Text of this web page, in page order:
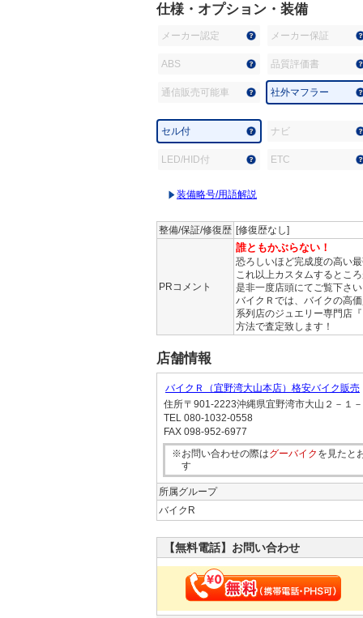
仕様・オプション・装備
メーカー認定 メーカー保証
ABS 品質評価書
通信販売可能車 社外マフラー
セル付 ナビ
LED/HID付 ETC
装備略号/用語解説
整備/保証/修復歴 [修復歴なし]
PRコメント
誰ともかぶらない！
恐ろしいほど完成度の高い
これ以上カスタムするとこ
是非一度店頭にてご覧下さ
バイクＲでは、バイクの高
系列店のジュエリー専門店
方法で査定致します！
店舗情報
バイクＲ（宜野湾大山本店）格安バイク販売
住所〒901-2223沖縄県宜野湾市大山２－１
TEL 080-1032-0558
FAX 098-952-6977
※お問い合わせの際はグーバイク を見たと
す
所属グループ
バイクR
【無料電話】お問い合わせ